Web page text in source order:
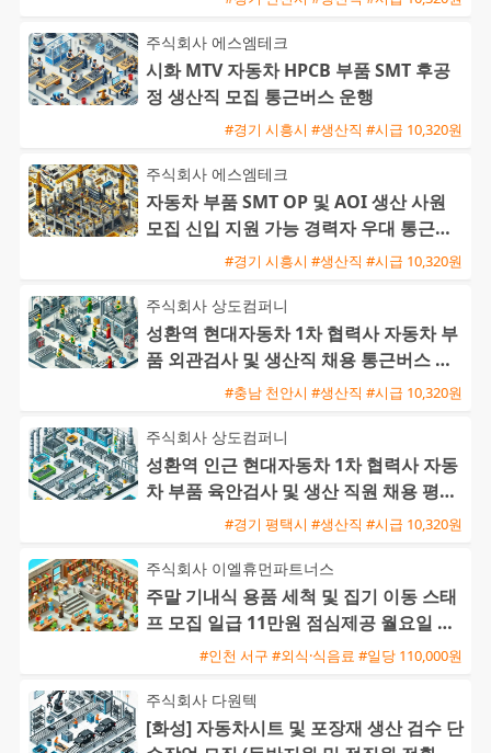
주식회사 에스엠테크
시화 MTV 자동차 HPCB 부품 SMT 후공
정 생산직 모집 통근버스 운행
#경기 시흥시 #생산직 #시급 10,320원
주식회사 에스엠테크
자동차 부품 SMT OP 및 AOI 생산 사원
모집 신입 지원 가능 경력자 우대 통근버
#경기 시흥시 #생산직 #시급 10,320원
주식회사 상도컴퍼니
성환역 현대자동차 1차 협력사 자동차 부
품 외관검사 및 생산직 채용 통근버스 운
#충남 천안시 #생산직 #시급 10,320원
주식회사 상도컴퍼니
성환역 인근 현대자동차 1차 협력사 자동
차 부품 육안검사 및 생산 직원 채용 평택
통근버스 운행#경기 평택시 #생산직 #시급 10,320원
주식회사 이엘휴먼파트너스
주말 기내식 용품 세척 및 집기 이동 스태
프 모집 일급 11만원 점심제공 월요일 바
로 지급#인천 서구 #외식·식음료 #일당 110,000원
주식회사 다원텍
[화성] 자동차시트 및 포장재 생산 검수 단